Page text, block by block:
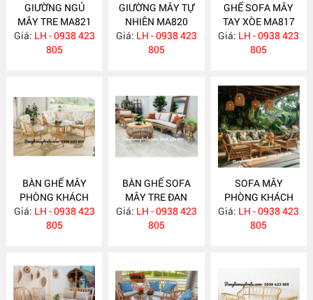
GIƯỜNG NGỦ
MÂY TRE MA821
Giá: LH - 0938 423
805
GIƯỜNG MÂY TỰ
NHIÊN MA820
Giá: LH - 0938 423
805
GHẾ SOFA MÂY
TAY XÒE MA817
Giá: LH - 0938 423
805
BÀN GHẾ MÂY
PHÒNG KHÁCH
NHỎ GỌN MA814
Giá: LH - 0938 423
805
BÀN GHẾ SOFA
MÂY TRE ĐAN
MA813
Giá: LH - 0938 423
805
SOFA MÂY
PHÒNG KHÁCH
MA812
Giá: LH - 0938 423
805